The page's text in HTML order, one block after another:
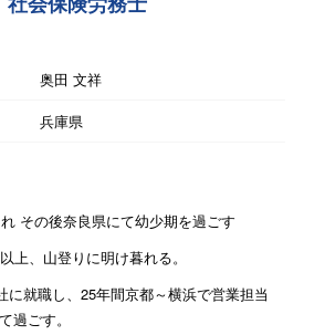
奥田 文祥
兵庫県
その後奈良県にて幼少期を過ごす
上、山登りに明け暮れる。
に就職し、25年間京都～横浜で営業担当
過ごす。